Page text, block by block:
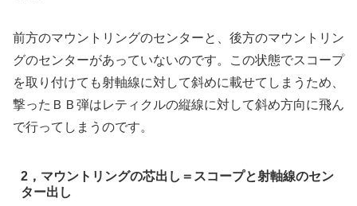
前方のマウントリングのセンターと、後方のマウントリン
グのセンターがあっていないのです。この状態でスコープ
を取り付けても射軸線に対して斜めに載せてしまうため、
撃ったＢＢ弾はレティクルの縦線に対して斜め方向に飛ん
で行ってしまうのです。
2，マウントリングの芯出し＝スコープと射軸線のセン
ター出し